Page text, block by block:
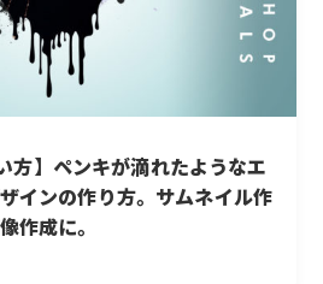
方】ペンキが滴れたようなエ
インの作り方。サムネイル作
作成に。